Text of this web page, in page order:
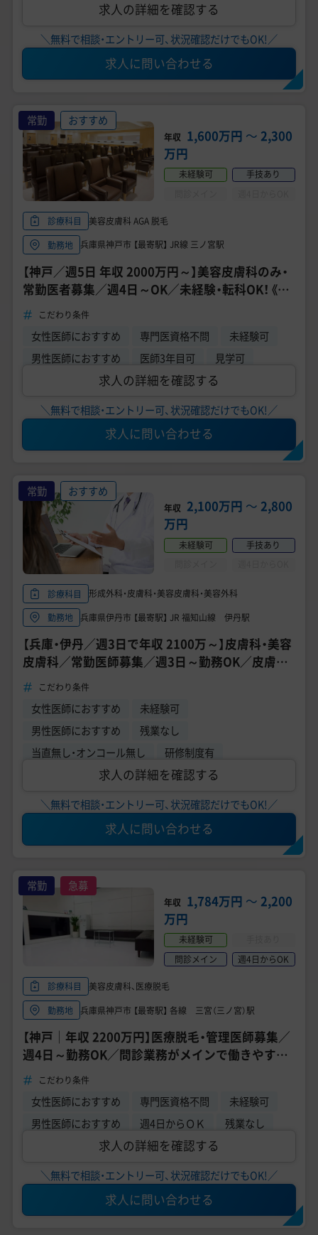
求人の詳細を確認する
＼無料で相談・エントリー可、状況確認だけでもOK!／
求人に問い合わせる
常勤 おすすめ
年収 1,600万円 〜 2,300
万円
未経験可
手技あり
診療科目
美容皮膚科 AGA 脱毛
勤務地
兵庫県神戸市 【最寄駅】 JR線 三ノ宮駅
【神戸／週5日 年収 2000万円～】美容皮膚科のみ・
常勤医者募集／週4日～OK／未経験・転科OK！《湘
南美容クリニック 神戸三宮院》
こだわり条件
女性医師におすすめ 専門医資格不問
未経験可
男性医師におすすめ
医師3年目可 見学可
求人の詳細を確認する
＼無料で相談・エントリー可、状況確認だけでもOK!／
求人に問い合わせる
常勤 おすすめ
年収 2,100万円 〜 2,800
万円
未経験可
手技あり
診療科目
形成外科・皮膚科・美容皮膚科・美容外科
勤務地
兵庫県伊丹市 【最寄駅】 JR 福知山線 伊丹駅
【兵庫・伊丹／週3日で年収 2100万～】皮膚科・美容
皮膚科／常勤医師募集／週3日～勤務OK／皮膚科・
形成専門医募集／高待遇求人
こだわり条件
女性医師におすすめ
未経験可
男性医師におすすめ
残業なし
当直無し・オンコール無し
研修制度有
求人の詳細を確認する
＼無料で相談・エントリー可、状況確認だけでもOK!／
求人に問い合わせる
常勤 急募
年収 1,784万円 〜 2,200
万円
未経験可
問診メイン
週4日からOK
診療科目
美容皮膚科、医療脱毛
勤務地
兵庫県神戸市 【最寄駅】 各線 三宮（三ノ宮）駅
【神戸｜年収 2200万円】医療脱毛・管理医師募集／
週4日～勤務OK／問診業務がメインで働きやすい
環境こだわり条件
女性医師におすすめ 専門医資格不問
未経験可
男性医師におすすめ
週4日からＯＫ 残業なし
求人の詳細を確認する
＼無料で相談・エントリー可、状況確認だけでもOK!／
求人に問い合わせる